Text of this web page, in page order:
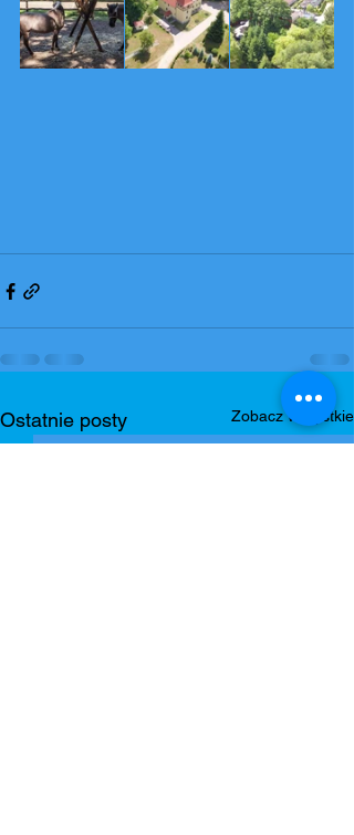
Ostatnie posty Zobacz wszystkie